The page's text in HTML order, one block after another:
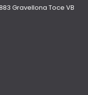
Gravellona Toce VB